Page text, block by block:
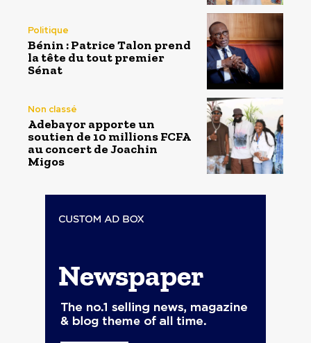
Politique
Bénin : Patrice Talon prend
la tête du tout premier
Sénat
Non classé
Adebayor apporte un
soutien de 10 millions FCFA
au concert de Joachin
Migos